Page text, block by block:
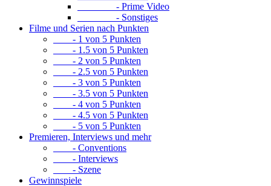
- Prime Video
- Sonstiges
Filme und Serien nach Punkten
- 1 von 5 Punkten
- 1.5 von 5 Punkten
- 2 von 5 Punkten
- 2.5 von 5 Punkten
- 3 von 5 Punkten
- 3.5 von 5 Punkten
- 4 von 5 Punkten
- 4.5 von 5 Punkten
- 5 von 5 Punkten
Premieren, Interviews und mehr
- Conventions
- Interviews
- Szene
Gewinnspiele